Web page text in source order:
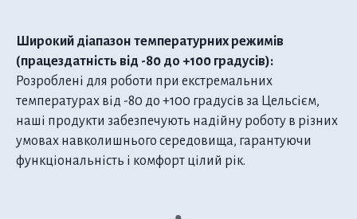
Широкий діапазон температурних режимів
(працездатність від -80 до +100 градусів):
Розроблені для роботи при екстремальних
температурах від -80 до +100 градусів за Цельсієм,
наші продукти забезпечують надійну роботу в різних
умовах навколишнього середовища, гарантуючи
функціональність і комфорт цілий рік.